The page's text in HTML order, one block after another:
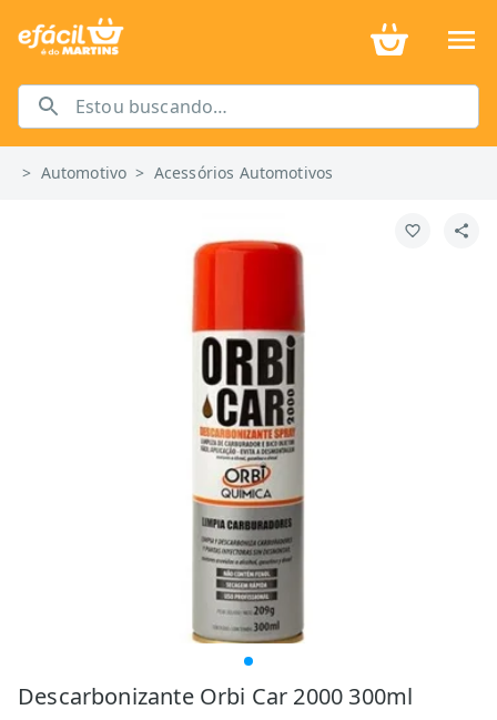
> Automotivo > Acessórios Automotivos
Descarbonizante Orbi Car 2000 300ml